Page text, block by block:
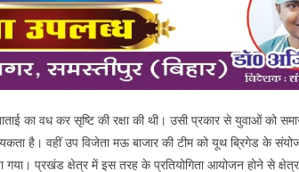
का वध कर सृष्टि की रक्षा की थी। उसी प्रकार से युवाओं को
है। वहीं उप विजेता मऊ बाजार की टीम को यूथ ब्रिगेड के
प्रखंड क्षेत्र में इस तरह के प्रतियोगिता आयोजन होने से क्षेत्र